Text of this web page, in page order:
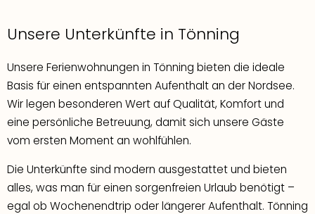
Unsere Unterkünfte in Tönning
Unsere Ferienwohnungen in Tönning bieten die ideale
Basis für einen entspannten Aufenthalt an der Nordsee.
Wir legen besonderen Wert auf Qualität, Komfort und
eine persönliche Betreuung, damit sich unsere Gäste
vom ersten Moment an wohlfühlen.
Die Unterkünfte sind modern ausgestattet und bieten
alles, was man für einen sorgenfreien Urlaub benötigt –
egal ob Wochenendtrip oder längerer Aufenthalt. Tönning